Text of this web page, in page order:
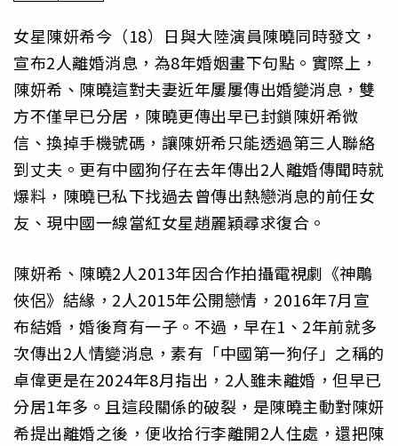
女星陳妍希今（18）日與大陸演員陳曉同時發文，
宣布2人離婚消息，為8年婚姻畫下句點。實際上，
陳妍希、陳曉這對夫妻近年屢屢傳出婚變消息，雙
方不僅早已分居，陳曉更傳出早已封鎖陳妍希微
信、換掉手機號碼，讓陳妍希只能透過第三人聯絡
到丈夫。更有中國狗仔在去年傳出2人離婚傳聞時就
爆料，陳曉已私下找過去曾傳出熱戀消息的前任女
友、現中國一線當紅女星趙麗穎尋求復合。
陳妍希、陳曉2人2013年因合作拍攝電視劇《神鵰
俠侶》結緣，2人2015年公開戀情，2016年7月宣
布結婚，婚後育有一子。不過，早在1、2年前就多
次傳出2人情變消息，素有「中國第一狗仔」之稱的
卓偉更是在2024年8月指出，2人雖未離婚，但早已
分居1年多。且這段關係的破裂，是陳曉主動對陳妍
希提出離婚之後，便收拾行李離開2人住處，還把陳